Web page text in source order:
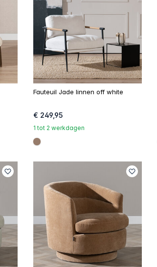
Fauteuil Jade linnen off white
€ 249,95
1 tot 2 werkdagen
#967b6a